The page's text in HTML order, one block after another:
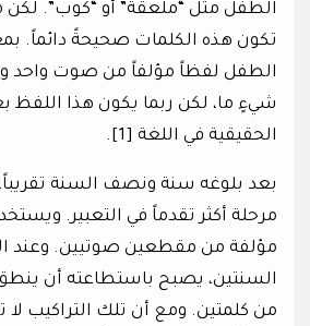
الطفل مثل “ملعقة” أو “كوب”.
تكون هذه الكلمات صحيحةً دائماً.
الطفل لفظاً مؤلفاً من صوت واحد
شيءٍ ما، لكن ربما يكون هذا اللفظ
الحقيقية في اللغة [1].
بعد بلوغه سنة ونصف السنة
مرحلة أكثر تقدماً في التعبير.
مؤلفة من مقطعين صوتيين. وعند
السنتين، يصبح باستطاعته أن
من كلمتين. ومع أن تلك التراكيب